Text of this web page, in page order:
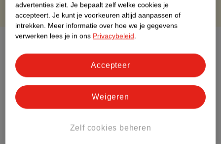
Over dit product
Productinformatie
Etiketinformatie
Nature Impact Score
advertenties ziet. Je bepaalt zelf welke cookies je
accepteert. Je kunt je voorkeuren altijd aanpassen of
intrekken. Meer informatie over hoe we je gegevens
verwerken lees je in ons Privacybeleid.
Zelf cookies beheren
Weigeren
Accepteer